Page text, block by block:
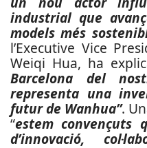
industrial que
models més
l’Executive Vice
Weiqi Hua, ha
Barcelona del
representa una
futur de Wanhua”.
“estem convençuts
d’innovació,